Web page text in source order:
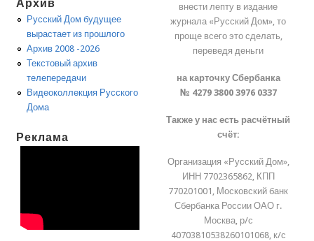
Архив
Русский Дом будущее
вырастает из прошлого
Архив 2008 -2026
Текстовый архив
телепередачи
Видеоколлекция Русского
Дома
Реклама
внести лепту в издание
журнала «Русский Дом», то
проще всего это сделать,
переведя деньги
на карточку Сбербанка
№ 4279 3800 3976 0337
Также у нас есть расчётный
счёт:
Организация «Русский Дом»,
ИНН 7702365862, КПП
770201001, Московский банк
Сбербанка России ОАО г.
Москва, р/с
40703810538260101068, к/с